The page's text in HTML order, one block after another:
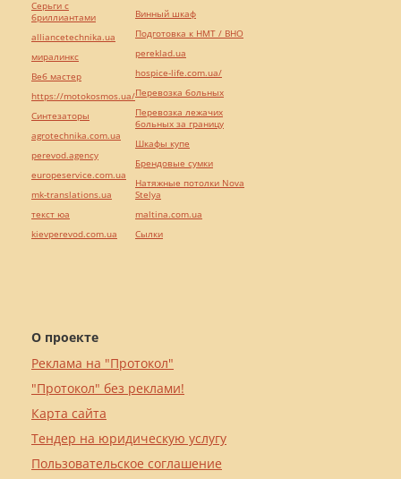
О проекте
Реклама на "Протокол"
"Протокол" без реклами!
Карта сайта
Тендер на юридическую услугу
Пользовательское соглашение
Серьги с
бриллиантами
alliancetechnika.ua
миралинкс
Веб мастер
https://motokosmos.ua/
Синтезаторы
agrotechnika.com.ua
perevod.agency
europeservice.com.ua
mk-translations.ua
текст юа
kievperevod.com.ua
Винный шкаф
Подготовка к НМТ / ВНО
pereklad.ua
hospice-life.com.ua/
Перевозка больных
Перевозка лежачих
больных за границу
Шкафы купе
Брендовые сумки
Натяжные потолки Nova
Stelya
maltina.com.ua
Cылки